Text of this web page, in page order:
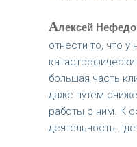
Алексей
отнести то, что
большая часть
даже путем
работы с ним. К
деятельность,